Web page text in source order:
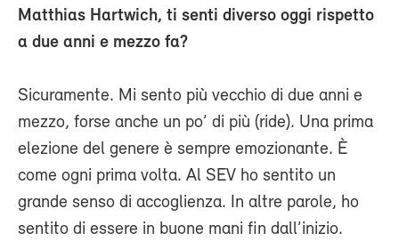
Matthias Hartwich, ti senti diverso oggi rispetto
a due anni e mezzo fa?
Sicuramente. Mi sento più vecchio di due anni e
mezzo, forse anche un po’ di più (ride). Una prima
elezione del genere è sempre emozionante. È
come ogni prima volta. Al SEV ho sentito un
grande senso di accoglienza. In altre parole, ho
sentito di essere in buone mani fin dall’inizio.